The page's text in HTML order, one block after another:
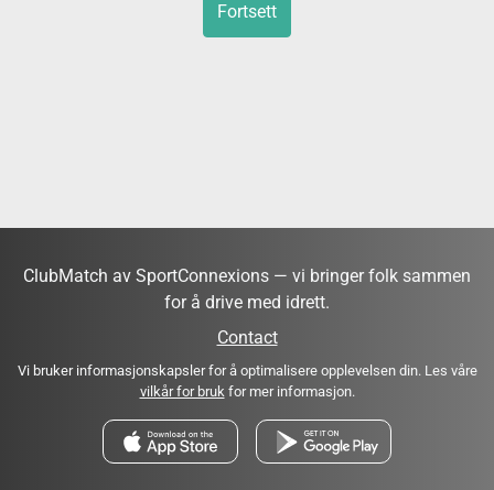
Fortsett
ClubMatch av SportConnexions — vi bringer folk sammen
for å drive med idrett.
Contact
Vi bruker informasjonskapsler for å optimalisere opplevelsen din. Les våre
vilkår for brukfor mer informasjon.